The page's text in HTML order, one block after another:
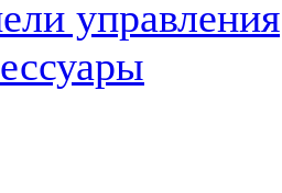
управления